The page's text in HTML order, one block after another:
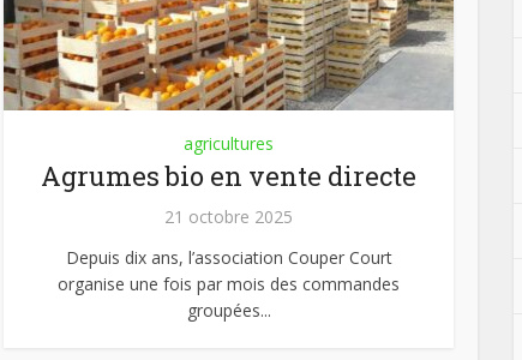
agricultures
Agrumes bio en vente directe
21 octobre 2025
Depuis dix ans, l’association Couper Court
organise une fois par mois des commandes
groupées...